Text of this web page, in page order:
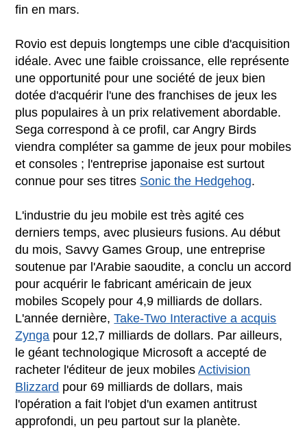
fin en mars.
Rovio est depuis longtemps une cible d'acquisition
idéale. Avec une faible croissance, elle représente
une opportunité pour une société de jeux bien
dotée d'acquérir l'une des franchises de jeux les
plus populaires à un prix relativement abordable.
Sega correspond à ce profil, car Angry Birds
viendra compléter sa gamme de jeux pour mobiles
et consoles ; l'entreprise japonaise est surtout
connue pour ses titres Sonic the Hedgehog.
L'industrie du jeu mobile est très agité ces
derniers temps, avec plusieurs fusions. Au début
du mois, Savvy Games Group, une entreprise
soutenue par l'Arabie saoudite, a conclu un accord
pour acquérir le fabricant américain de jeux
mobiles Scopely pour 4,9 milliards de dollars.
L'année dernière,Take-Two Interactive a acquis
Zynga pour 12,7 milliards de dollars. Par ailleurs,
le géant technologique Microsoft a accepté de
racheter l'éditeur de jeux mobilesActivision
Blizzard pour 69 milliards de dollars, mais
l'opération a fait l'objet d'un examen antitrust
approfondi, un peu partout sur la planète.